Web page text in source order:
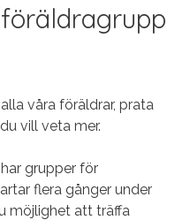
våra föräldrar, prata
vill veta mer.
grupper för
flera gånger under
möjlighet att träffa